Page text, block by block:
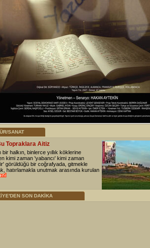
SANAT
Topraklara Aitiz
bir halkın, binlerce yıllık köklerine
kimi zaman 'yabancı' kimi zaman
görüldüğü bir coğrafyada, gitmekle
hatırlamakla unutmak arasında kurulan
SON DAKİKA